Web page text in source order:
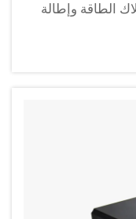
الطاقة وإطالة
تشغّل مطبخًا
تحسين أداء ثلاجتك